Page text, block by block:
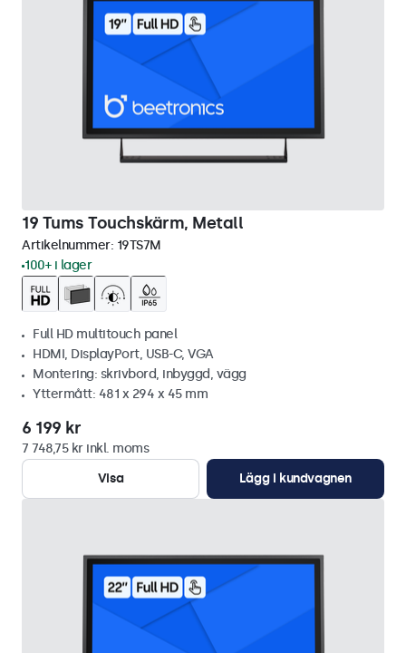
19 Tums Touchskärm, Metall
Artikelnummer: 19TS7M
100+ i lager
Full HD multitouch panel
HDMI, DisplayPort, USB-C, VGA
Montering: skrivbord, inbyggd, vägg
Yttermått: 481 x 294 x 45 mm
6 199 kr
7 748,75 kr inkl. moms
Visa
Lägg i kundvagnen